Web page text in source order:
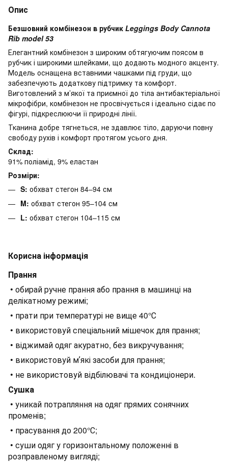
Опис
Безшовний комбінезон в рубчик Leggings Body Cannota
Rib model 53
Елегантний комбінезон з широким обтягуючим поясом в
рубчик і широкими шлейками, що додають модного акценту.
Модель оснащена вставними чашками під груди, що
забезпечують додаткову підтримку та комфорт.
Виготовлений з м’якої та приємної до тіла антибактеріальної
мікрофібри, комбінезон не просвічується і ідеально сідає по
фігурі, підкреслюючи її природні лінії.
Тканина добре тягнеться, не здавлює тіло, даруючи повну
свободу рухів і комфорт протягом усього дня.
Склад:
91% поліамід, 9% еластан
Розміри:
S: обхват стегон 84–94 см
M: обхват стегон 95–104 см
L: обхват стегон 104–115 см
Корисна інформація
Прання
• обирай ручне прання або прання в машинці на
делікатному режимі;
• прати при температурі не вище 40°С
• використовуй спеціальний мішечок для прання;
• віджимай одяг акуратно, без викручування;
• використовуй мʼякі засоби для прання;
• не використовуй відбілювачі та кондиціонери.
Сушка
• уникай потрапляння на одяг прямих сонячних
променів;
• прасування до 200°С;
• суши одяг у горизонтальному положенні в
розправленому вигляді;